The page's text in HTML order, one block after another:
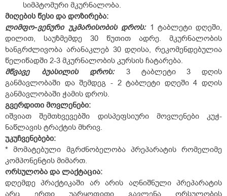
სიმპტომური მკურნალობა.
მიღების წესი და დოზირება:
ლიმფო-ვენური უკმარისობის დროს: 1 ტაბლეტი დღეში,
დილით, საუზმემდე 30 წუთით ადრე. მკურნალობის
ხანგრძლივობა არანაკლებ 30 დღისა, რეკომენდებულია
წელიწადში 2-3 მკურნალობის კურსის ჩატარება.
მწვავე
ბუასილის დროს: 3 ტაბლეტი 3 დღის
განმავლობაში და შემდეგ - 2 ტაბლეტი დღეში 4 დღის
განმავლობაში ჭამის დროს.
გვერდითი მოვლენები:
იშვიათ შემთხვევებში დისპეფსიური მოვლენები კუჭ-
ნაწლავის ტრაქტის მხრივ.
უკუჩვენებები:
* მომატებული მგრძნობელობა პრეპარატის რომელიმე
კომპონენტის მიმართ.
ორსულობა და ლაქტაცია:
დღემდე პრაქტიკაში არ არის აღნიშნული პრეპარატის